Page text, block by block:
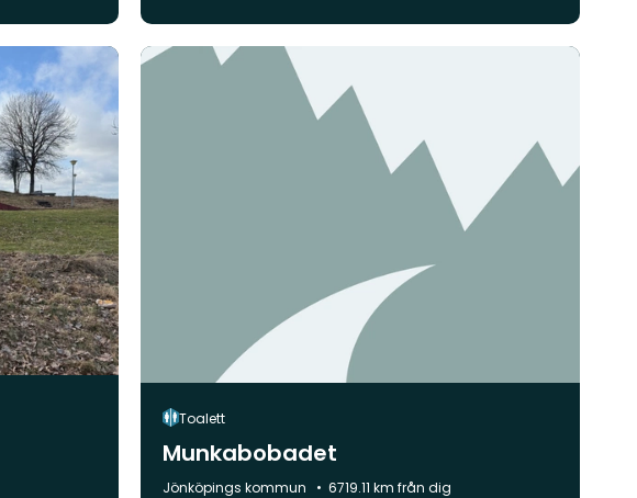
Toalett
Munkabobadet
Kommun:
Jönköpings kommun 6719.11 km från dig